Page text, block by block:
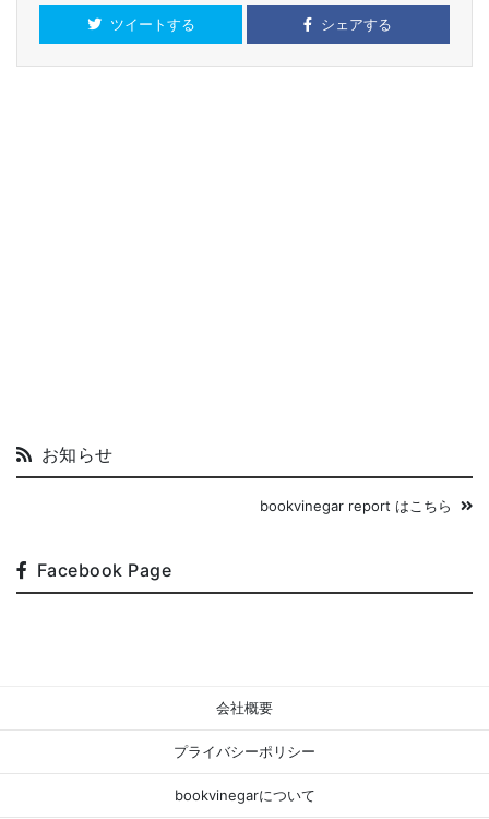
ツイートする シェアする
お知らせ
bookvinegar report はこちら
Facebook Page
会社概要
プライバシーポリシー
bookvinegarについて